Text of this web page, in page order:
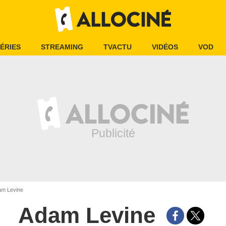
STREAMING TVACTU VIDÉOS VOD
Levine
Adam Levine